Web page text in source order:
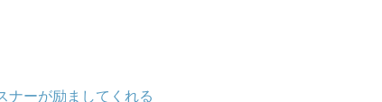
ナーが励ましてくれる